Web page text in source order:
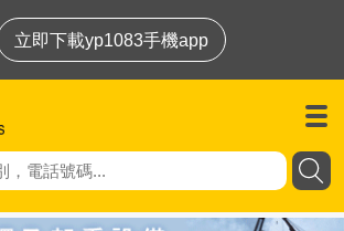
立即下載yp1083手機app